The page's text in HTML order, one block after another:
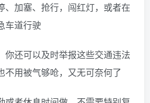
、加塞、抢行，闯红灯，或者在
车道行驶
你还可以及时举报这些交通违法
不用被气够呛，又无可奈何了